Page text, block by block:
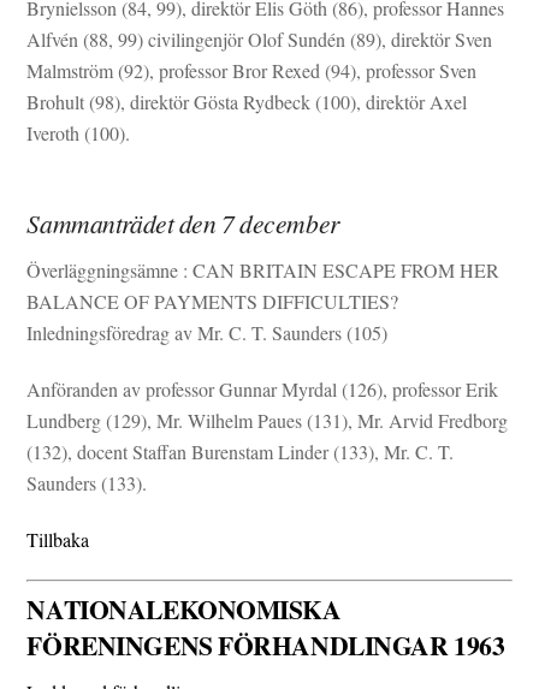
Brynielsson (84, 99), direktör Elis Göth (86), professor Hannes
Alfvén (88, 99) civilingenjör Olof Sundén (89), direktör Sven
Malmström (92), professor Bror Rexed (94), professor Sven
Brohult (98), direktör Gösta Rydbeck (100), direktör Axel
Iveroth (100).
Sammanträdet den 7 december
Överläggningsämne : CAN BRITAIN ESCAPE FROM HER
BALANCE OF PAYMENTS DIFFICULTIES?
Inledningsföredrag av Mr. C. T. Saunders (105)
Anföranden av professor Gunnar Myrdal (126), professor Erik
Lundberg (129), Mr. Wilhelm Paues (131), Mr. Arvid Fredborg
(132), docent Staffan Burenstam Linder (133), Mr. C. T.
Saunders (133).
Tillbaka
NATIONALEKONOMISKA
FÖRENINGENS FÖRHANDLINGAR 1963